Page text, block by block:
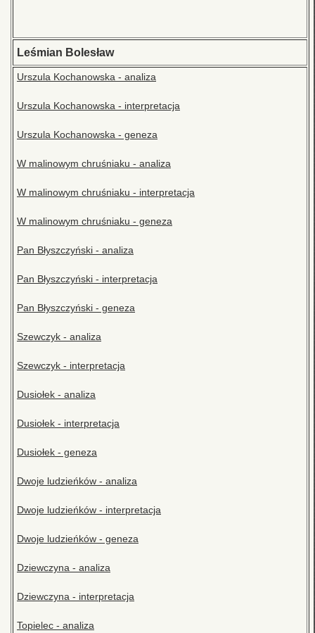
Leśmian Bolesław
Urszula Kochanowska - analiza
Urszula Kochanowska - interpretacja
Urszula Kochanowska - geneza
W malinowym chruśniaku - analiza
W malinowym chruśniaku - interpretacja
W malinowym chruśniaku - geneza
Pan Błyszczyński - analiza
Pan Błyszczyński - interpretacja
Pan Błyszczyński - geneza
Szewczyk - analiza
Szewczyk - interpretacja
Dusiołek - analiza
Dusiołek - interpretacja
Dusiołek - geneza
Dwoje ludzieńków - analiza
Dwoje ludzieńków - interpretacja
Dwoje ludzieńków - geneza
Dziewczyna - analiza
Dziewczyna - interpretacja
Topielec - analiza